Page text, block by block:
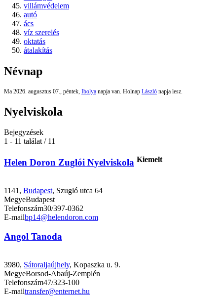
villámvédelem
autó
ács
víz szerelés
oktatás
átalakítás
Névnap
Ma 2026. augusztus 07., péntek, Ibolya napja van. Holnap László napja lesz.
Nyelviskola
Bejegyzések
1 - 11 találat / 11
Helen Doron Zuglói Nyelviskola Kiemelt
1141, Budapest, Szugló utca 64
MegyeBudapest
Telefonszám30/397-0362
E-mailbp14@helendoron.com
Angol Tanoda
3980, Sátoraljaújhely, Kopaszka u. 9.
MegyeBorsod-Abaúj-Zemplén
Telefonszám47/323-100
E-mailtransfer@enternet.hu